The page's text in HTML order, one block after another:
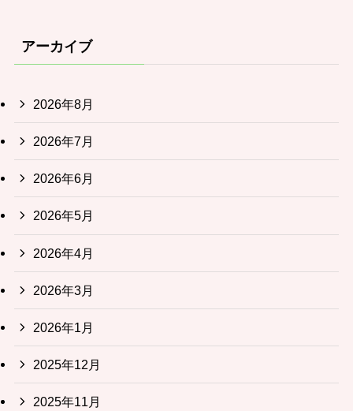
アーカイブ
2026年8月
2026年7月
2026年6月
2026年5月
2026年4月
2026年3月
2026年1月
2025年12月
2025年11月